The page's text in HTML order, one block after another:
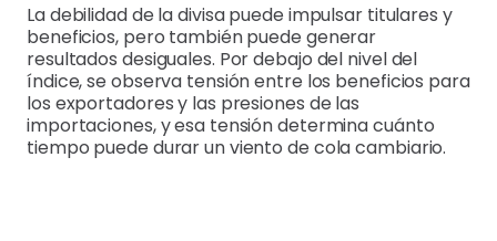
La debilidad de la divisa puede impulsar titulares y
beneficios, pero también puede generar
resultados desiguales. Por debajo del nivel del
índice, se observa tensión entre los beneficios para
los exportadores y las presiones de las
importaciones, y esa tensión determina cuánto
tiempo puede durar un viento de cola cambiario.